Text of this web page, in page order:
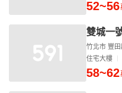
52~56
雙城一
竹北市 豐
住宅大樓
58~62